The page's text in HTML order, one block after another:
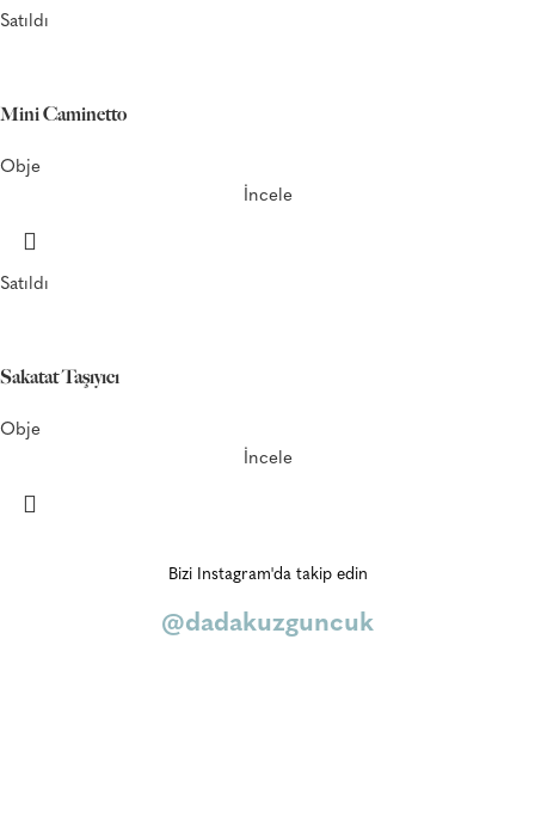
Satıldı
Mini Caminetto
Obje
İncele
Satıldı
Sakatat Taşıyıcı
Obje
İncele
Bizi Instagram'da takip edin
@dadakuzguncuk